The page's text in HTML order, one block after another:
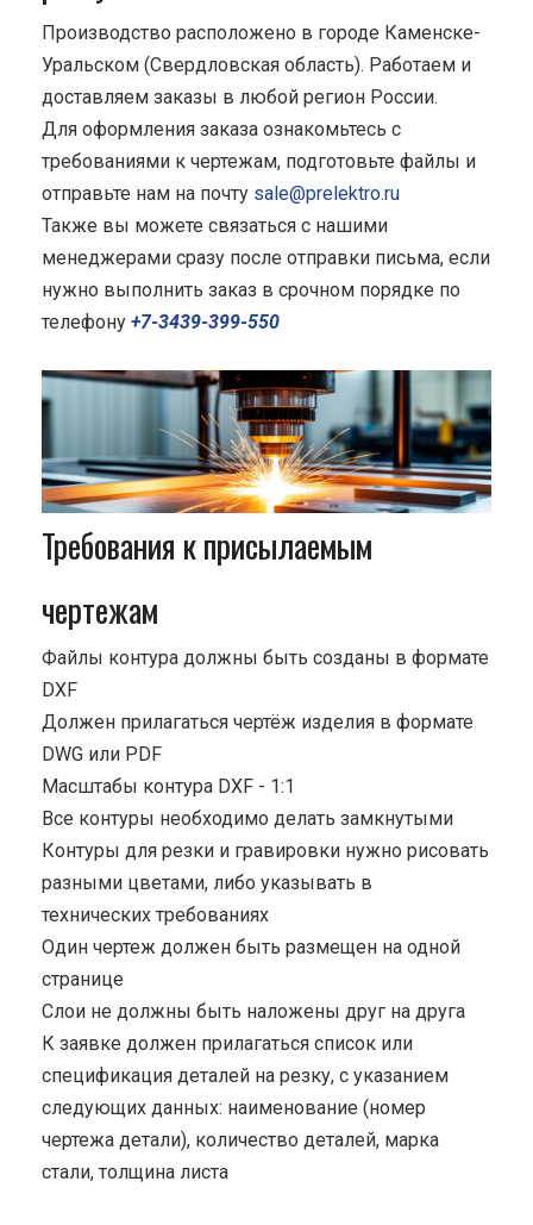
Производство расположено в городе Каменске-
Уральском (Свердловская область). Работаем и
доставляем заказы в любой регион России.
Для оформления заказа ознакомьтесь с
требованиями к чертежам, подготовьте файлы и
отправьте нам на почту sale@prelektro.ru
Также вы можете связаться с нашими
менеджерами сразу после отправки письма, если
нужно выполнить заказ в срочном порядке по
телефону +7-3439-399-550
Требования к присылаемым
чертежам
Файлы контура должны быть созданы в формате
DXF
Должен прилагаться чертёж изделия в формате
DWG или PDF
Масштабы контура DXF - 1:1
Все контуры необходимо делать замкнутыми
Контуры для резки и гравировки нужно рисовать
разными цветами, либо указывать в
технических требованиях
Один чертеж должен быть размещен на одной
странице
Cлои не должны быть наложены друг на друга
К заявке должен прилагаться список или
спецификация деталей на резку, с указанием
следующих данных: наименование (номер
чертежа детали), количество деталей, марка
стали, толщина листа